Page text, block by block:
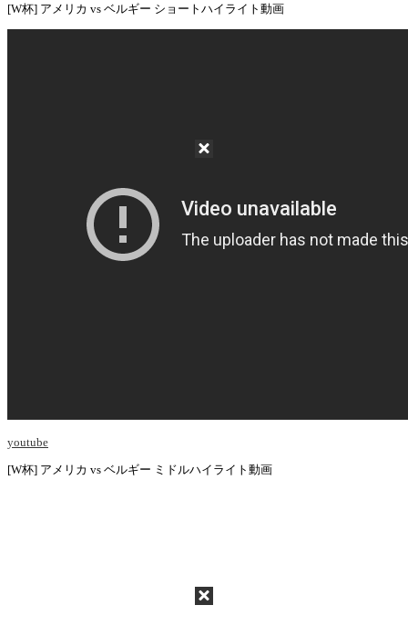
[W杯] アメリカ vs ベルギー ショートハイライト動画
youtube
[W杯] アメリカ vs ベルギー ミドルハイライト動画